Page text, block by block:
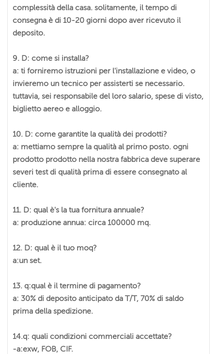
complessità della casa. solitamente, il tempo di
consegna è di 10-20 giorni dopo aver ricevuto il
deposito.
9. D: come si installa?
a: ti forniremo istruzioni per l'installazione e video, o
invieremo un tecnico per assisterti se necessario.
tuttavia, sei responsabile del loro salario, spese di visto,
biglietto aereo e alloggio.
10. D: come garantite la qualità dei prodotti?
a: mettiamo sempre la qualità al primo posto. ogni
prodotto prodotto nella nostra fabbrica deve superare
severi test di qualità prima di essere consegnato al
cliente.
11. D: qual è's la tua fornitura annuale?
a: produzione annua: circa 100000 mq.
12. D: qual è il tuo moq?
a:un set.
13. q:qual è il termine di pagamento?
a: 30% di deposito anticipato da T/T, 70% di saldo
prima della spedizione.
14.q: quali condizioni commerciali accettate?
-a:exw, FOB, CIF.